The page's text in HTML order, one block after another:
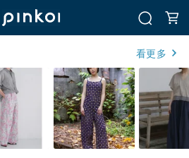
看更多